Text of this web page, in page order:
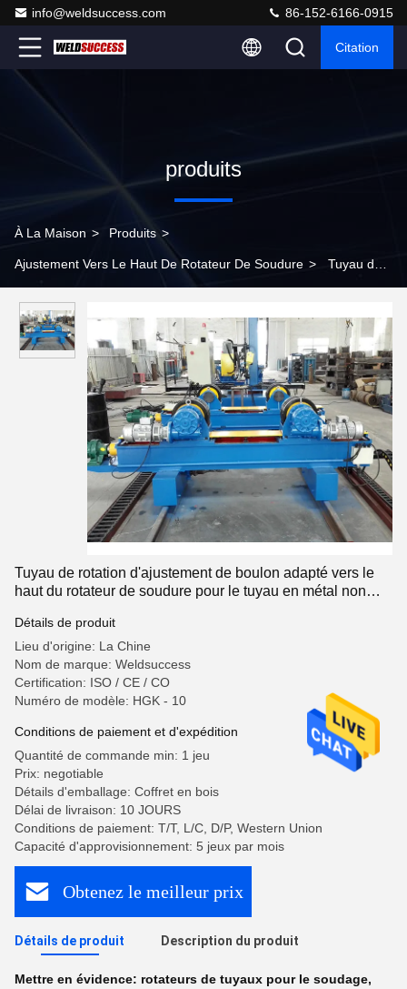
info@weldsuccess.com 86-152-6166-0915
Citation
produits
À La Maison > Produits >
Ajustement Vers Le Haut De Rotateur De Soudure > Tuyau de
de soudure pour le tuyau en métal non ferreux
Tuyau de rotation d'ajustement de boulon adapté vers le
haut du rotateur de soudure pour le tuyau en métal non
Détails de produit
Lieu d'origine: La Chine
Nom de marque: Weldsuccess
Certification: ISO / CE / CO
Numéro de modèle: HGK - 10
Conditions de paiement et d'expédition
Quantité de commande min: 1 jeu
Prix: negotiable
Détails d'emballage: Coffret en bois
Délai de livraison: 10 JOURS
Conditions de paiement: T/T, L/C, D/P, Western Union
Capacité d'approvisionnement: 5 jeux par mois
Obtenez le meilleur prix
Détails de produit Description du produit
Mettre en évidence: rotateurs de tuyaux pour le soudage,